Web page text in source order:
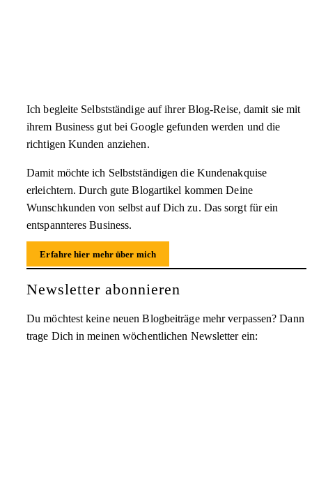
Ich begleite Selbstständige auf ihrer Blog-Reise, damit sie mit
ihrem Business gut bei Google gefunden werden und die
richtigen Kunden anziehen.
Damit möchte ich Selbstständigen die Kundenakquise
erleichtern. Durch gute Blogartikel kommen Deine
Wunschkunden von selbst auf Dich zu. Das sorgt für ein
entspannteres Business.
Erfahre hier mehr über mich
Newsletter abonnieren
Du möchtest keine neuen Blogbeiträge mehr verpassen? Dann
trage Dich in meinen wöchentlichen Newsletter ein: